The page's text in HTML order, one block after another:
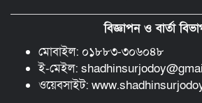
বিজ্ঞাপন ও বার্তা
মোবাইল: ০১৮৮৩-৩০৬০৪৮
ই-মেইল:
ওয়েবসাইট: